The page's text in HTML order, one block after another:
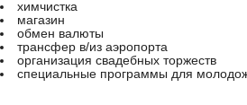
химчистка
магазин
обмен валюты
трансфер в/из аэропорта
организация свадебных торжеств
специальные программы для